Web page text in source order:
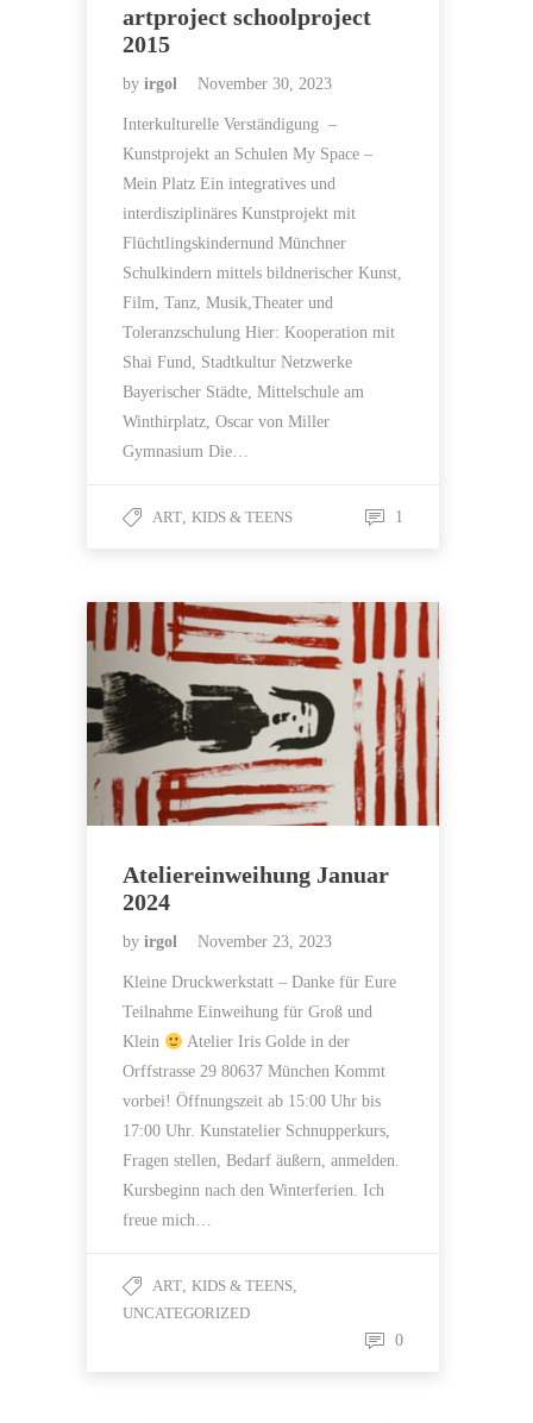
artproject schoolproject
2015
by irgol November 30, 2023
Interkulturelle Verständigung –
Kunstprojekt an Schulen My Space –
Mein Platz Ein integratives und
interdisziplinäres Kunstprojekt mit
Flüchtlingskindernund Münchner
Schulkindern mittels bildnerischer Kunst,
Film, Tanz, Musik,Theater und
Toleranzschulung Hier: Kooperation mit
Shai Fund, Stadtkultur Netzwerke
Bayerischer Städte, Mittelschule am
Winthirplatz, Oscar von Miller
Gymnasium Die…
ART KIDS & TEENS 1
Ateliereinweihung Januar
2024
by irgol November 23, 2023
Kleine Druckwerkstatt – Danke für Eure
Teilnahme Einweihung für Groß und
Klein
Atelier Iris Golde in der
Orffstrasse 29 80637 München Kommt
vorbei! Öffnungszeit ab 15:00 Uhr bis
17:00 Uhr. Kunstatelier Schnupperkurs,
Fragen stellen, Bedarf äußern, anmelden.
Kursbeginn nach den Winterferien. Ich
freue mich…
ART, KIDS & TEENS,
UNCATEGORIZED
0